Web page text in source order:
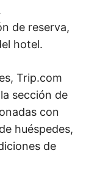
de reserva,
hotel.
Trip.com
sección de
con
huéspedes,
de